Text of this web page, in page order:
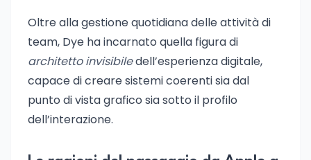
Oltre alla gestione quotidiana delle attività di
team, Dye ha incarnato quella figura di
architetto invisibiledell’esperienza digitale,
capace di creare sistemi coerenti sia dal
punto di vista grafico sia sotto il profilo
dell’interazione.